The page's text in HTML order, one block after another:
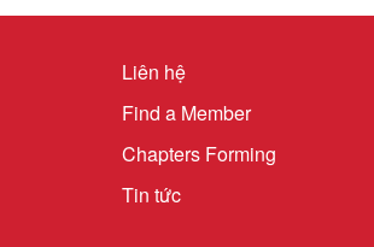
Liên hệ
Find a Member
Chapters Forming
Tin tức